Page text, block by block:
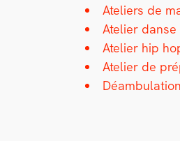
Ate­liers de
Ate­lier
Ate­lier hip
Ate­lier de